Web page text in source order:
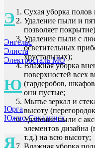
Э
Энгельс
Элиста
Электросталь МО
Ю
Юрга
Южно-Сахалинск
Я
Сухая уборка полов
Удаление пыли и
позволяет
Удаление пыли с
осветительных
хрустальных);
Влажная уборка
поверхностей всех
(гардеробов,
они пустые;
Мытье зеркал и
высоту
Удаление пыли с
элементов дизайна
т.д.) на всю высоту;